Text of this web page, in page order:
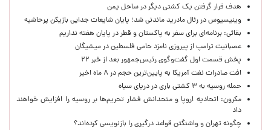
هدف قرار گرفتن یک کشتی دیگر در ساحل یمن
وینیسیوس در رئال مادرید ماندنی شد؛ پایان شایعات جدایی بازیکن پرحاشیه
بقائی: برنامه‌ای برای سفر به پاکستان و قطر در پایان هفته نداریم
عصبانیت ترامپ از پیروزی نامزد حامی فلسطین در میشیگان
پخش قسمت اول گفت‌وگوی رئیس‌جمهور بعد از خبر ۲۲
افت صادرات نفت آمریکا به پایین‌ترین حجم در ۸ ماه اخیر
حمله روسیه به ۳ کشتی باری در دریای سیاه
مکرون: اتحادیه اروپا و متحدانش فشار تحریم‌ها بر روسیه را افزایش خواهند
داد
چگونه تهران و واشنگتن قواعد درگیری را بازنویسی کرده‌اند؟